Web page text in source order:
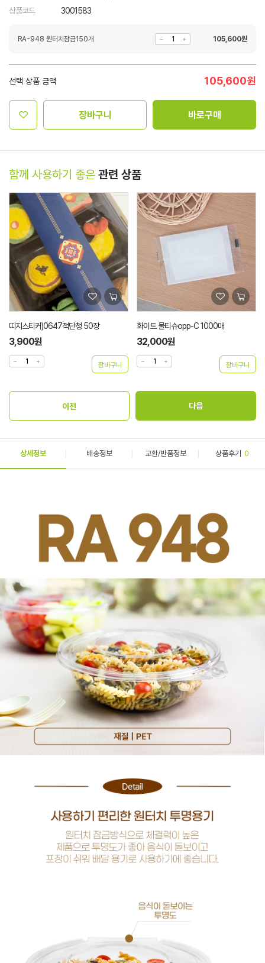
상품코드 3001583
RA-948 원터치잠금150개 105,600원
선택 상품 금액 105,600원
장바구니 바로구매
함께 사용하기 좋은 관련 상품
띠지스티커)0647적단청 50장
3,900원
화이트 물티슈opp-C 1000매
32,000원
상세정보 배송정보 교환/반품정보 상품후기 0